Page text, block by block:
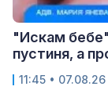
"Искам
пустиня, а
11:45 • 07.08.26